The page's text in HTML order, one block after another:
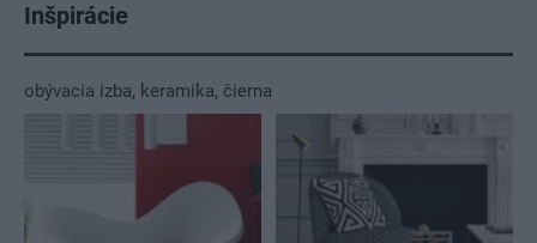
Inšpirácie
obývacia izba, keramika, čierna